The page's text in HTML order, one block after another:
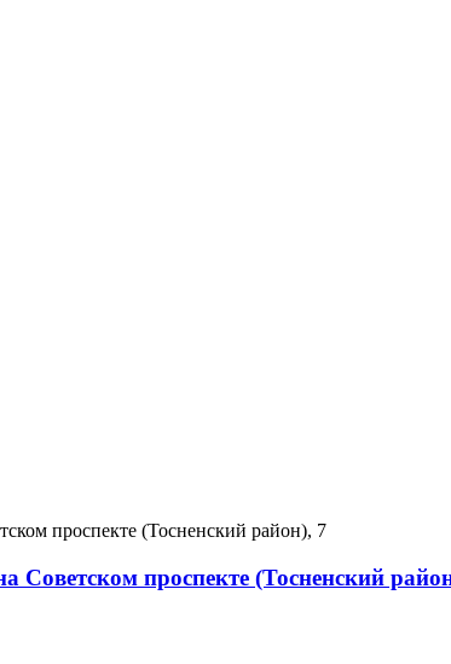
проспекте (Тосненский район), 7
Советском проспекте (Тосненский